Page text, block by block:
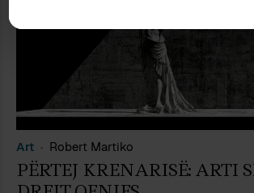
Art Robert Martiko
PËRTEJ KRENARISË: ARTI